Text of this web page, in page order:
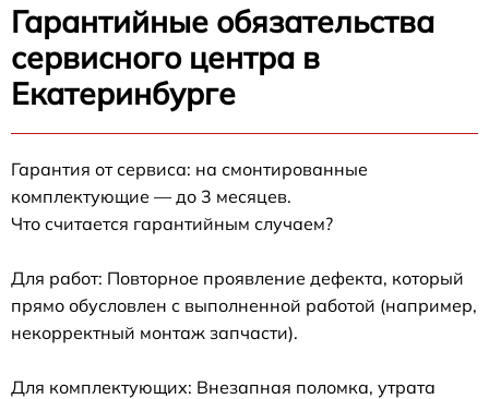
Гарантийные обязательства
сервисного центра в
Екатеринбурге
Гарантия от сервиса: на смонтированные
комплектующие — до 3 месяцев.
Что считается гарантийным случаем?
Для работ: Повторное проявление дефекта, который
прямо обусловлен с выполненной работой (например,
некорректный монтаж запчасти).
Для комплектующих: Внезапная поломка, утрата